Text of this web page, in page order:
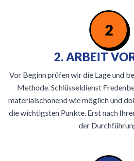
2
2. ARBEIT
Vor Beginn prüfen wir die Lage und
Methode. Schlüsseldienst
materialschonend wie möglich und
die wichtigsten Punkte. Erst nach
der